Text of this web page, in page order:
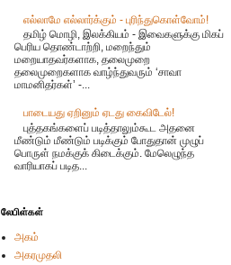
எல்லாமே எல்லார்க்கும் - புரிந்துகொள்வோம்!
தமிழ் மொழி, இலக்கியம் - இவைகளுக்கு மிகப்
பெரிய தொண்டாற்றி, மறைந்தும்
மறையாதவர்களாக, தலைமுறை
தலைமுறைகளாக வாழ்ந்துவரும் ‘சாவா
மாமனிதர்கள்’ -...
பாடையது ஏறினும் ஏடது கைவிடேல்!
புத்தகங்களைப் படித்தாலும்கூட அதனை
மீண்டும் மீண்டும் படிக்கும் போதுதான் முழுப்
பொருள் நமக்குக் கிடைக்கும். மேலெழுந்த
வாரியாகப் படித...
லேபிள்கள்
அகம்
அகரமுதலி